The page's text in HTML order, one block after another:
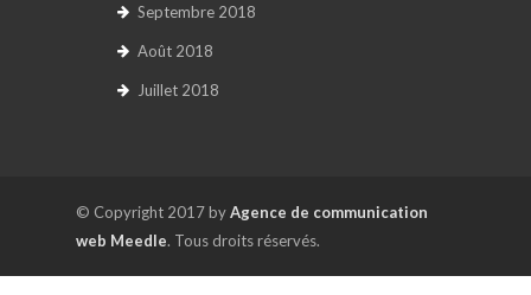
Septembre 2018
Août 2018
Juillet 2018
© Copyright 2017 byAgence de communication
web Meedle. Tous droits réservés.